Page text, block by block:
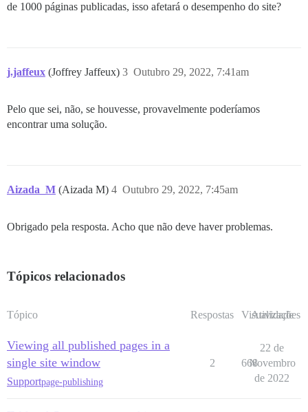
de 1000 páginas publicadas, isso afetará o desempenho do site?
j.jaffeux (Joffrey Jaffeux) Outubro 29, 2022, 7:41am
3
Pelo que sei, não, se houvesse, provavelmente poderíamos
encontrar uma solução.
Aizada_M (Aizada M) Outubro 29, 2022, 7:45am
4
Obrigado pela resposta. Acho que não deve haver problemas.
Tópicos relacionados
Tópico Respostas Visualizações
Atividade
Viewing all published pages in a
single site window
Supportpage-publishing
2 668
22 de
Novembro
de 2022